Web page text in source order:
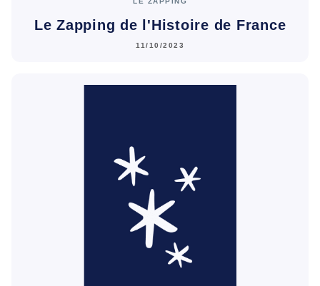
Le Zapping de l'Histoire de France
11/10/2023